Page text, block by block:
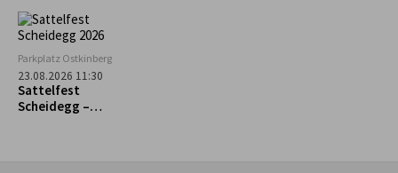
Naturpädagoge
Parkplatz Ostkinberg
23.08.2026 11:30
Sattelfest
Scheidegg –